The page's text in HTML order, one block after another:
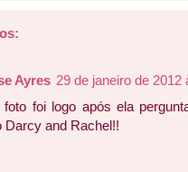
Ayres 29 de janeiro de 2012
foto foi logo após ela
Darcy and Rachel!!